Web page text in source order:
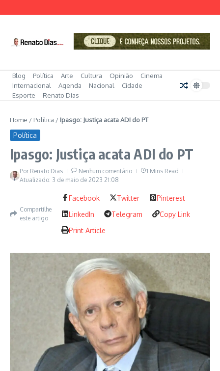
Blog Política Arte Cultura Opinião
Cinema
Internacional
Agenda Nacional
Cidade
Esporte
Renato Dias
Home / Política / Ipasgo: Justiça acata ADI do PT
Política
Ipasgo: Justiça acata ADI do PT
Por Renato Dias Nenhum comentário
1 Mins Read
Atualizado: 3 de maio de 2023 21:08
Compartilhe
este artigo
Facebook Twitter
Pinterest
LinkedIn
Telegram
Copy Link
Print Article